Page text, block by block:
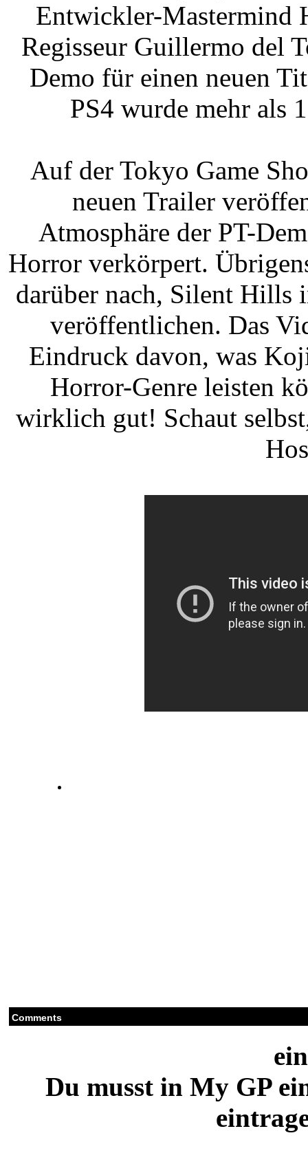
Entwickler-Mastermind
Regisseur Guillermo del
Demo für einen neuen
PS4 wurde mehr als
Auf der Tokyo Game
neuen Trailer
Atmosphäre der PT-
Horror verkörpert.
darüber nach, Silent Hills
veröffentlichen. Das
Eindruck davon, was
Horror-Genre leisten
wirklich gut! Schaut
Comments
Du musst in My GP